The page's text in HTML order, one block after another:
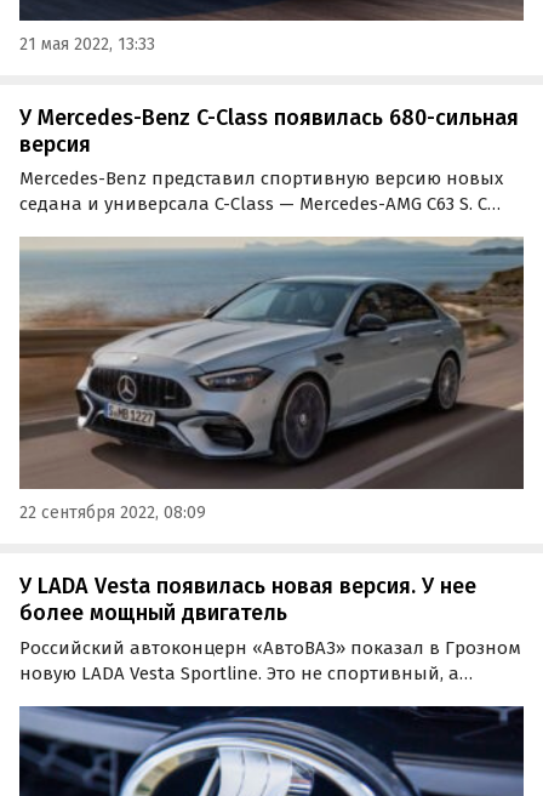
21 мая 2022, 13:33
У Mercedes-Benz C-Class появилась 680-сильная
версия
Mercedes-Benz представил спортивную версию новых
седана и универсала C-Class — Mercedes-AMG C63 S. С
Штутгарта оказалась от 2,0-литровой бензиновой
«турбочетверки», заменив ее на гибридную установку…
22 сентября 2022, 08:09
У LADA Vesta появилась новая версия. У нее
более мощный двигатель
Российский автоконцерн «АвтоВАЗ» показал в Грозном
новую LADA Vesta Sportline. Это не спортивный, а
LADA, главными отличиями которого стали
характерные черты в дизайне и более мощный
двигатель.